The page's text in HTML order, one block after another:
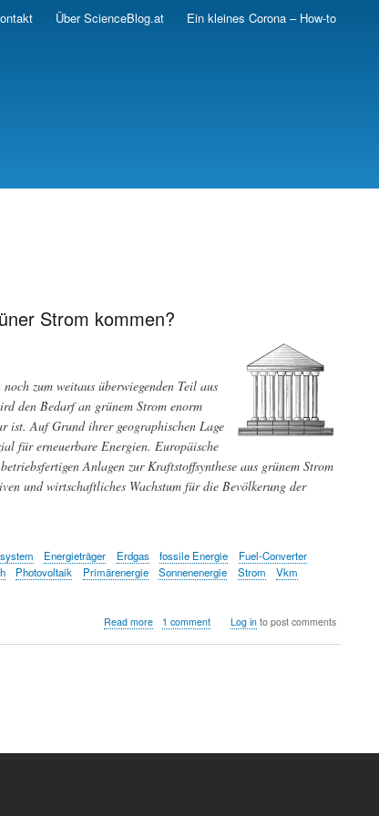
Über ScienceBlog.at Ein kleines Corona – How-to
Strom kommen?
zum weitaus überwiegenden Teil aus
den Bedarf an grünem Strom enorm
ist. Auf Grund ihrer geographischen Lage
für erneuerbare Energien. Europäische
Anlagen zur Kraftstoffsynthese aus grünem Strom
und wirtschaftliches Wachstum für die Bevölkerung der
Energieträger Erdgas fossile Energie
Fuel-Converter
Photovoltaik Primärenergie Sonnenenergie Strom
Vkm
Read moreabout
1 comment Log into post comments